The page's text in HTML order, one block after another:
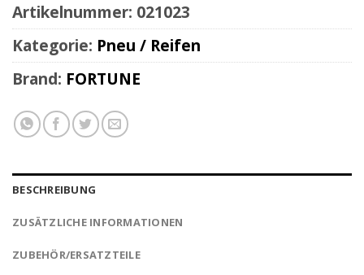
Artikelnummer: 021023
Kategorie: Pneu / Reifen
Brand: FORTUNE
BESCHREIBUNG
ZUSÄTZLICHE INFORMATIONEN
ZUBEHÖR/ERSATZTEILE